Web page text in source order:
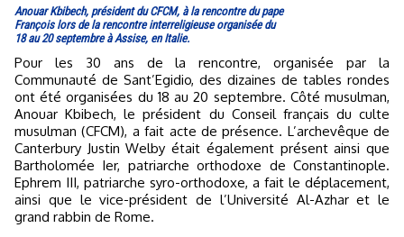
Anouar Kbibech, président du CFCM, à la rencontre du pape
François lors de la rencontre interreligieuse organisée du
18 au 20 septembre à Assise, en Italie.
Pour les 30 ans de la rencontre, organisée par la
Communauté de Sant’Egidio, des dizaines de tables rondes
ont été organisées du 18 au 20 septembre. Côté musulman,
Anouar Kbibech, le président du Conseil français du culte
musulman (CFCM), a fait acte de présence. L’archevêque de
Canterbury Justin Welby était également présent ainsi que
Bartholomée Ier, patriarche orthodoxe de Constantinople.
Ephrem III, patriarche syro-orthodoxe, a fait le déplacement,
ainsi que le vice-président de l’Université Al-Azhar et le
grand rabbin de Rome.